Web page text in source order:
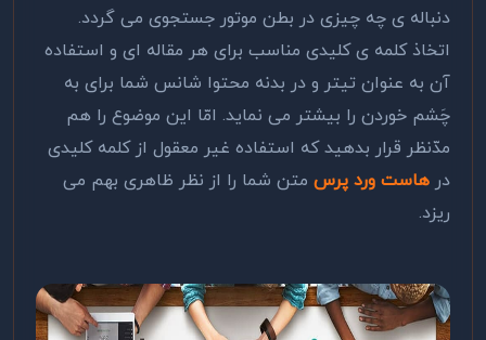
دنباله ی چه چیزی در بطن موتور جستجوی می گردد.
اتخاذ کلمه ی کلیدی مناسب برای هر مقاله ای و استفاده
آن به عنوان تیتر و در بدنه محتوا شانس شما برای به
چَشم خوردن را بیشتر می نماید. امّا این موضوع را هم
مدّنظر قرار بدهید که استفاده غیر معقول از کلمه کلیدی
در هاست ورد پرس متن شما را از نظر ظاهری بهم می
ریزد.